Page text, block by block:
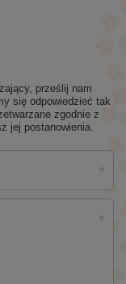
prześlij nam
się odpowiedzieć tak
zgodnie z
jej postanowienia.